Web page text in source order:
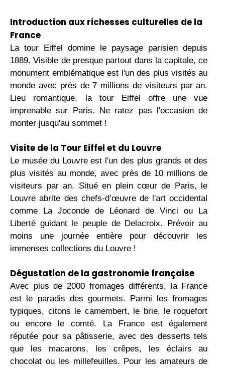
Introduction aux richesses culturelles de la
France
La tour Eiffel domine le paysage parisien depuis
1889. Visible de presque partout dans la capitale, ce
monument emblématique est l'un des plus visités au
monde avec près de 7 millions de visiteurs par an.
Lieu romantique, la tour Eiffel offre une vue
imprenable sur Paris. Ne ratez pas l'occasion de
monter jusqu'au sommet !
Visite de la Tour Eiffel et du Louvre
Le musée du Louvre est l'un des plus grands et des
plus visités au monde, avec près de 10 millions de
visiteurs par an. Situé en plein cœur de Paris, le
Louvre abrite des chefs-d’œuvre de l'art occidental
comme La Joconde de Léonard de Vinci ou La
Liberté guidant le peuple de Delacroix. Prévoir au
moins une journée entière pour découvrir les
immenses collections du Louvre !
Dégustation de la gastronomie française
Avec plus de 2000 fromages différents, la France
est le paradis des gourmets. Parmi les fromages
typiques, citons le camembert, le brie, le roquefort
ou encore le comté. La France est également
réputée pour sa pâtisserie, avec des desserts tels
que les macarons, les crêpes, les éclairs au
chocolat ou les millefeuilles. Pour les amateurs de